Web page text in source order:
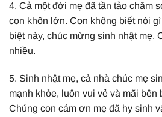
4. Cả một đời mẹ đã tần tảo chăm
con khôn lớn. Con không biết nói
biệt này, chúc mừng sinh nhật mẹ.
nhiều.
5. Sinh nhật mẹ, cả nhà chúc mẹ
mạnh khỏe, luôn vui vẻ và mãi bên
Chúng con cám ơn mẹ đã hy sinh